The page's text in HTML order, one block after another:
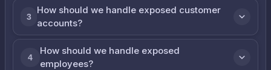
3
How should we handle exposed customer
accounts?
4
How should we handle exposed
employees?